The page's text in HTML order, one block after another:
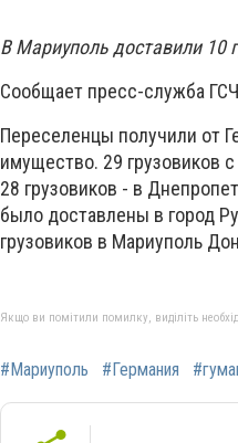
В Мариуполь доставили 10
Сообщает пресс-служба
Переселенцы получили от
имущество. 29 грузовиков
28 грузовиков - в
было доставлены в город
грузовиков в Мариуполь
Якщо ви помітили помилку, виділіть
#Мариуполь #Германия